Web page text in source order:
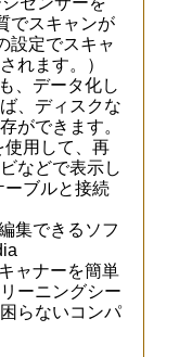
でスキャンが
設定でスキャ
れます。）
、データ化し
、ディスクな
ができます。
使用して、再
などで表示し
ブルと接続
集できるソフ
ャナーを簡単
ーニングシー
らないコンパ